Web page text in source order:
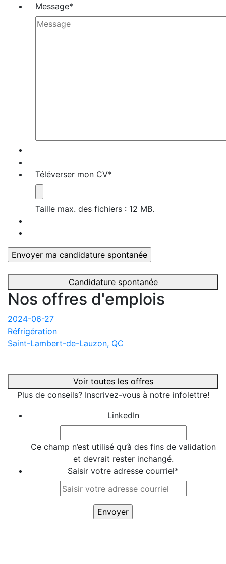
Message*
Téléverser mon CV*
Taille max. des fichiers : 12 MB.
Candidature spontanée
Nos offres d'emplois
2024-06-27
Réfrigération
Saint-Lambert-de-Lauzon, QC
Voir toutes les offres
Plus de conseils? Inscrivez-vous à notre infolettre!
LinkedIn
Ce champ n’est utilisé qu’à des fins de validation
et devrait rester inchangé.
Saisir votre adresse courriel*